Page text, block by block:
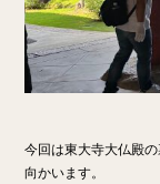
今回は東大寺大仏殿
向かいます。